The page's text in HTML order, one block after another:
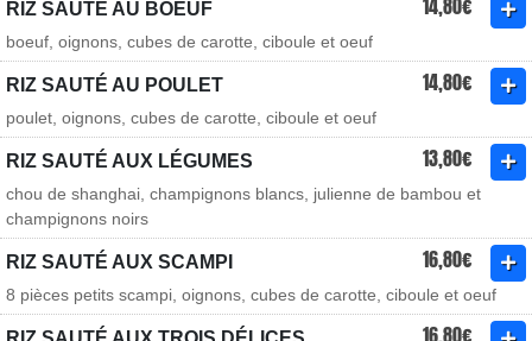
RIZ SAUTÉ AU BOEUF 14,80€
boeuf, oignons, cubes de carotte, ciboule et oeuf
RIZ SAUTÉ AU POULET 14,80€
poulet, oignons, cubes de carotte, ciboule et oeuf
RIZ SAUTÉ AUX LÉGUMES 13,80€
chou de shanghai, champignons blancs, julienne de bambou et
champignons noirs
RIZ SAUTÉ AUX SCAMPI 16,80€
8 pièces petits scampi, oignons, cubes de carotte, ciboule et oeuf
16,80€